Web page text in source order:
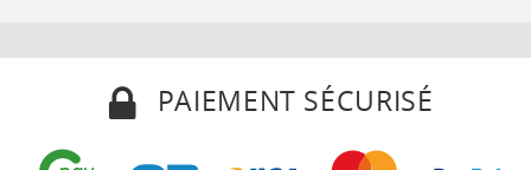
PAIEMENT SÉCURISÉ